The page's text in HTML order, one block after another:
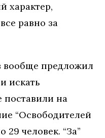
характер,
равно за
вообще предложил
искать
на
“Освободителей
29 человек. “За”